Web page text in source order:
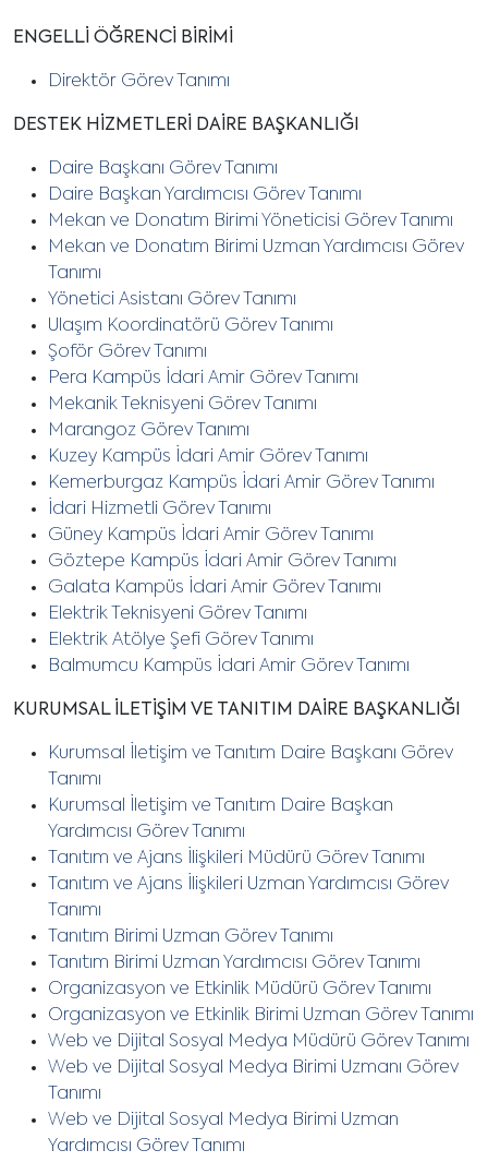
ENGELLİ ÖĞRENCİ BİRİMİ
Direktör Görev Tanımı
DESTEK HİZMETLERİ DAİRE BAŞKANLIĞI
Daire Başkanı Görev Tanımı
Daire Başkan Yardımcısı Görev Tanımı
Mekan ve Donatım Birimi Yöneticisi Görev Tanımı
Mekan ve Donatım Birimi Uzman Yardımcısı Görev
Tanımı
Yönetici Asistanı Görev Tanımı
Ulaşım Koordinatörü Görev Tanımı
Şoför Görev Tanımı
Pera Kampüs İdari Amir Görev Tanımı
Mekanik Teknisyeni Görev Tanımı
Marangoz Görev Tanımı
Kuzey Kampüs İdari Amir Görev Tanımı
Kemerburgaz Kampüs İdari Amir Görev Tanımı
İdari Hizmetli Görev Tanımı
Güney Kampüs İdari Amir Görev Tanımı
Göztepe Kampüs İdari Amir Görev Tanımı
Galata Kampüs İdari Amir Görev Tanımı
Elektrik Teknisyeni Görev Tanımı
Elektrik Atölye Şefi Görev Tanımı
Balmumcu Kampüs İdari Amir Görev Tanımı
KURUMSAL İLETİŞİM VE TANITIM DAİRE BAŞKANLIĞI
Kurumsal İletişim ve Tanıtım Daire Başkanı Görev
Tanımı
Kurumsal İletişim ve Tanıtım Daire Başkan
Yardımcısı Görev Tanımı
Tanıtım ve Ajans İlişkileri Müdürü Görev Tanımı
Tanıtım ve Ajans İlişkileri Uzman Yardımcısı Görev
Tanımı
Tanıtım Birimi Uzman Görev Tanımı
Tanıtım Birimi Uzman Yardımcısı Görev Tanımı
Organizasyon ve Etkinlik Müdürü Görev Tanımı
Organizasyon ve Etkinlik Birimi Uzman Görev Tanımı
Web ve Dijital Sosyal Medya Müdürü Görev Tanımı
Web ve Dijital Sosyal Medya Birimi Uzmanı Görev
Tanımı
Web ve Dijital Sosyal Medya Birimi Uzman
Yardımcısı Görev Tanımı